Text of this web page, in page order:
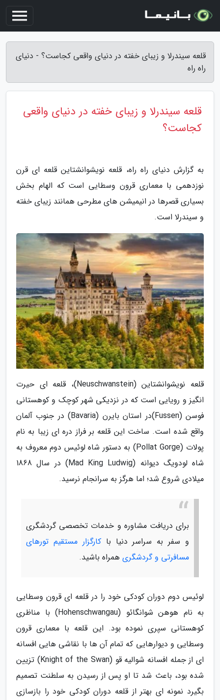
قلعه سیندرلا و زیبای خفته در دنیای واقعی کجاست؟ - دنیای
راه راه
قلعه سیندرلا و زیبای خفته در دنیای واقعی
کجاست؟
به گزارش دنیای راه راه، قلعه نویشوانشتاین قلعه ای قرن
نوزدهمی با معماری قرون وسطایی است که الهام بخش
بسیاری قصرها در انیمیشن های مطرحی همانند زیبای خفته
و سیندرلا است.
قلعه نویشوانشتاین (Neuschwanstein)، قلعه ای حیرت
انگیز و رویایی است که در نزدیکی شهر کوچک و کوهستانی
فوسن (Fussen)در استان بایرن (Bavaria) در جنوب آلمان
واقع شده است. ساخت این قلعه بر فراز دره ای زیبا به نام
پولات (Pollat Gorge) به دستور شاه لوئیس دوم معروف به
شاه لودویگ دیوانه (Mad King Ludwig) در سال 1868
میلادی شروع شد؛ اما هرگز به سرانجام نرسید.
برای دریافت مشاوره و خدمات تخصصی گردشگری
و سفر به سراسر دنیا باکارگزار مستقیم تورهای
مسافرتی و گردشگری همراه باشید.
لوئیس دوم دوران کودکی خود را در قلعه ای قرون وسطایی
به نام هوهن شوانگائو (Hohenschwangau) با مناظری
کوهستانی سپری نموده بود. این قلعه با معماری قرون
وسطایی و دیوارهایی که تمام آن ها با نقاشی هایی افسانه
ای از جمله افسانه شوالیه قو (Knight of the Swan) تزیین
شده بود، باعث شد تا او پس از رسیدن به سلطنت تصمیم
بگیرد نمونه ای بهتر از قلعه دوران کودکی خود را بازسازی